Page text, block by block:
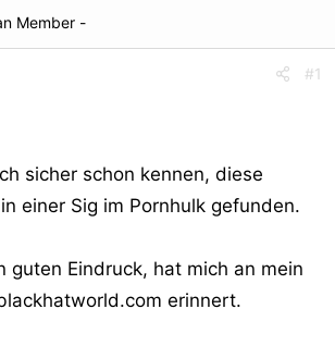
Member -
#1
sicher schon kennen, diese
einer Sig im Pornhulk gefunden.
guten Eindruck, hat mich an mein
erinnert.